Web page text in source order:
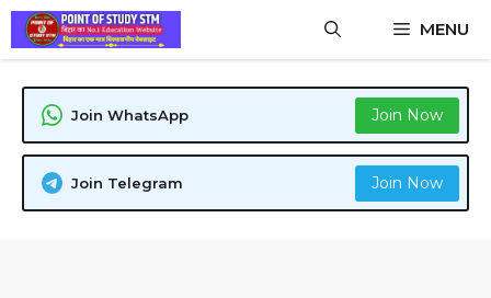
Skip
content
MENU
Join WhatsApp Join Now
Join Telegram Join Now